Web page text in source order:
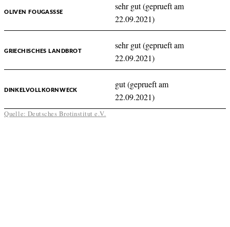
OLIVEN FOUGASSSE
sehr gut (geprueft am
22.09.2021)
GRIECHISCHES LANDBROT
sehr gut (geprueft am
22.09.2021)
DINKELVOLLKORNWECK
gut (geprueft am
22.09.2021)
Quelle: Deutsches Brotinstitut e.V.